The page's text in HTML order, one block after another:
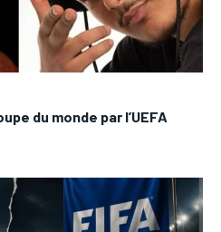
du monde par l’UEFA